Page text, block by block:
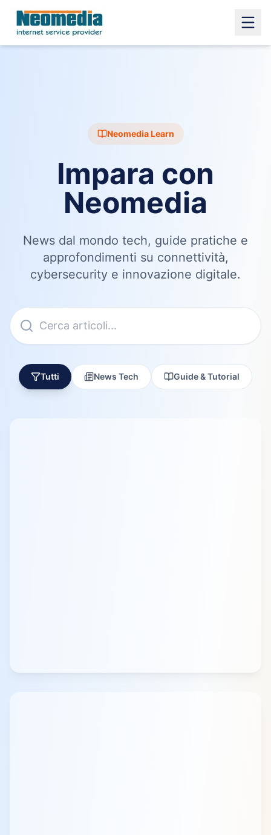
Neomedia Learn
Impara con
Neomedia
News dal mondo tech, guide pratiche e
approfondimenti su connettività,
cybersecurity e innovazione digitale.
Tutti News Tech Guide & Tutorial